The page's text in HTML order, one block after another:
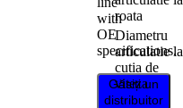
with
OE
specifications.
Găsiți un
distribuitor
roata
Diametru
articulatie la
cutia de
viteza